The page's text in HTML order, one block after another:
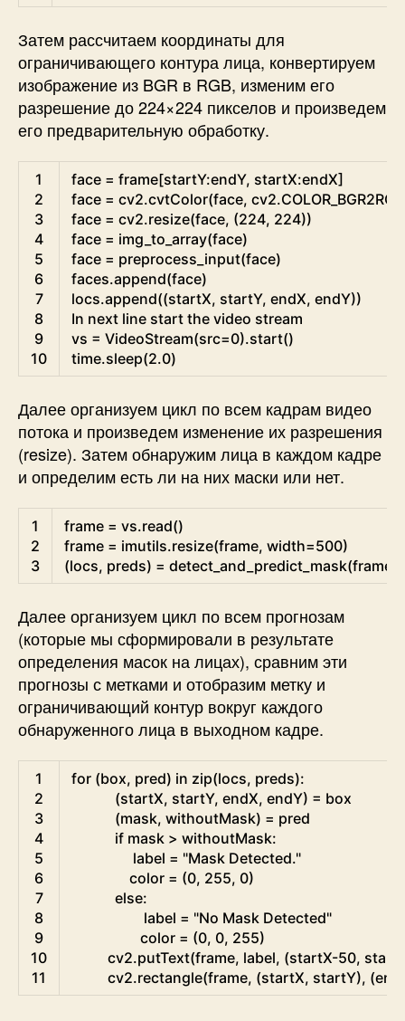
Затем рассчитаем координаты для
ограничивающего контура лица, конвертируем
изображение из BGR в RGB, изменим его
разрешение до 224×224 пикселов и произведем
его предварительную обработку.
Python
1
2
3
4
5
6
7
8
9
10
face = frame[startY:endY, startX:endX]
face = cv2.cvtColor(face, cv2.COLOR_BGR2RGB
face = cv2.resize(face, (224, 224))
face = img_to_array(face)
face = preprocess_input(face)
faces.append(face)
locs.append((startX, startY, endX, endY))
In next line start the video stream
vs = VideoStream(src=0).start()
time.sleep(2.0)
Далее организуем цикл по всем кадрам видео
потока и произведем изменение их разрешения
(resize). Затем обнаружим лица в каждом кадре
и определим есть ли на них маски или нет.
1
2
3
frame = vs.read()
frame = imutils.resize(frame, width=500)
(locs, preds) = detect_and_predict_mask(frame
Далее организуем цикл по всем прогнозам
(которые мы сформировали в результате
определения масок на лицах), сравним эти
прогнозы с метками и отобразим метку и
ограничивающий контур вокруг каждого
обнаруженного лица в выходном кадре.
1
2
3
4
5
6
7
8
9
10
11
for (box, pred) in zip(locs, preds):
(startX, startY, endX, endY) = box
(mask, withoutMask) = pred
if mask > withoutMask:
label = "Mask Detected."
color = (0, 255, 0)
else:
label = "No Mask Detected"
color = (0, 0, 255)
cv2.putText(frame, label, (startX-50,
cv2.rectangle(frame, (startX, startY), (